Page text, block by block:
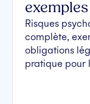
Risques
complète,
obligations
pratique pour